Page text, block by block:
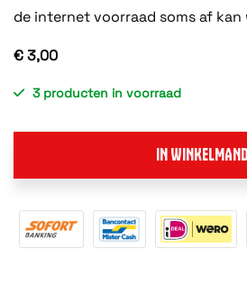
de internet voorraad soms af kan
€ 3,00
3 producten in voorraad
IN WINKELMAND